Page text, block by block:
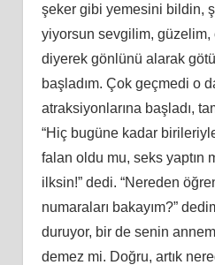
şeker gibi yemesini bildin,
yiyorsun sevgilim, güzelim,
diyerek gönlünü alarak
başladım. Çok geçmedi o
atraksiyonlarına başladı,
“Hiç bugüne kadar
falan oldu mu, seks yaptın
ilksin!” dedi. “Nereden
numaraları bakayım?”
duruyor, bir de senin
demez mi. Doğru, artık